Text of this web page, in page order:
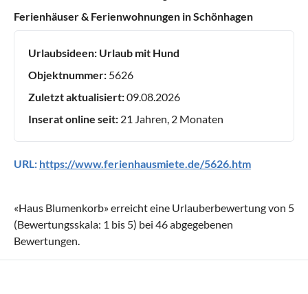
Ferienhäuser & Ferienwohnungen in Schönhagen
Urlaubsideen: Urlaub mit Hund
Objektnummer: 5626
Zuletzt aktualisiert:09.08.2026
Inserat online seit: 21 Jahren, 2 Monaten
URL: https://www.ferienhausmiete.de/5626.htm
«Haus Blumenkorb» erreicht eine Urlauberbewertung von 5
(Bewertungsskala: 1 bis 5) bei 46abgegebenen
Bewertungen.